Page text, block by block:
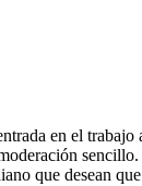
en el
que desean